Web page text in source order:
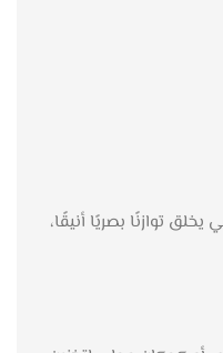
توازنًا بصريًا أنيقًا،